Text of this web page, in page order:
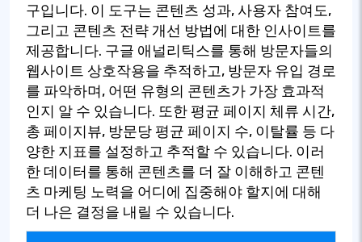
구입니다. 이 도구는 콘텐츠 성과, 사용자 참여도,
그리고 콘텐츠 전략 개선 방법에 대한 인사이트를
제공합니다. 구글 애널리틱스를 통해 방문자들의
웹사이트 상호작용을 추적하고, 방문자 유입 경로
를 파악하며, 어떤 유형의 콘텐츠가 가장 효과적
인지 알 수 있습니다. 또한 평균 페이지 체류 시간,
총 페이지뷰, 방문당 평균 페이지 수, 이탈률 등 다
양한 지표를 설정하고 추적할 수 있습니다. 이러
한 데이터를 통해 콘텐츠를 더 잘 이해하고 콘텐
츠 마케팅 노력을 어디에 집중해야 할지에 대해
더 나은 결정을 내릴 수 있습니다.